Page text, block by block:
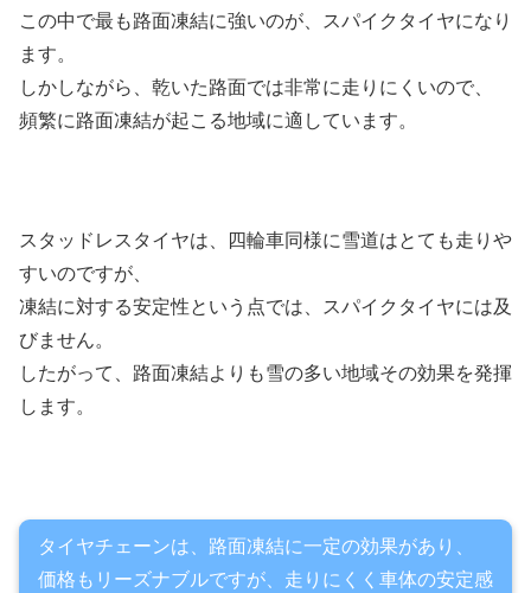
この中で最も路面凍結に強いのが、スパイクタイヤになり
ます。
しかしながら、乾いた路面では非常に走りにくいので、
頻繁に路面凍結が起こる地域に適しています。
スタッドレスタイヤは、四輪車同様に雪道はとても走りや
すいのですが、
凍結に対する安定性という点では、スパイクタイヤには及
びません。
したがって、路面凍結よりも雪の多い地域その効果を発揮
します。
タイヤチェーンは、路面凍結に一定の効果があり、
価格もリーズナブルですが、走りにくく車体の安定感